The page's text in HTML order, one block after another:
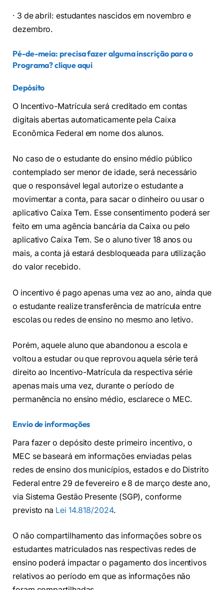
· 3 de abril: estudantes nascidos em novembro e
dezembro.
Pé-de-meia: precisa fazer alguma inscrição para o
Programa?clique aqui
Depósito
O Incentivo-Matrícula será creditado em contas
digitais abertas automaticamente pela Caixa
Econômica Federal em nome dos alunos.
No caso de o estudante do ensino médio público
contemplado ser menor de idade, será necessário
que o responsável legal autorize o estudante a
movimentar a conta, para sacar o dinheiro ou usar o
aplicativo Caixa Tem. Esse consentimento poderá ser
feito em uma agência bancária da Caixa ou pelo
aplicativo Caixa Tem. Se o aluno tiver 18 anos ou
mais, a conta já estará desbloqueada para utilização
do valor recebido.
O incentivo é pago apenas uma vez ao ano, ainda que
o estudante realize transferência de matrícula entre
escolas ou redes de ensino no mesmo ano letivo.
Porém, aquele aluno que abandonou a escola e
voltou a estudar ou que reprovou aquela série terá
direito ao Incentivo-Matrícula da respectiva série
apenas mais uma vez, durante o período de
permanência no ensino médio, esclarece o MEC.
Envio de informações
Para fazer o depósito deste primeiro incentivo, o
MEC se baseará em informações enviadas pelas
redes de ensino dos municípios, estados e do Distrito
Federal entre 29 de fevereiro e 8 de março deste ano,
via Sistema Gestão Presente (SGP), conforme
previsto na Lei 14.818/2024.
O não compartilhamento das informações sobre os
estudantes matriculados nas respectivas redes de
ensino poderá impactar o pagamento dos incentivos
relativos ao período em que as informações não